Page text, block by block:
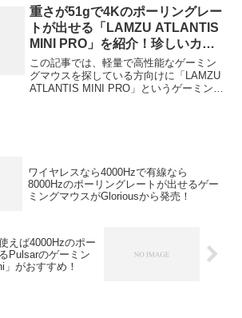
す。この記事では、遅延が少ないマウス
を探している方向けに、AS...
重さが51gで4Kのポーリングレー
トが出せる「LAMZU ATLANTIS
MINI PRO」を紹介！珍しいカラ
ーもある！
この記事では、軽量で高性能なゲーミン
グマウスを探している方向けに「LAMZU
ATLANTIS MINI PRO」というゲーミング
ワイヤレスなら4000Hzで有線なら
8000Hzのポーリングレートが出せるゲー
ミングマウスがGloriousから発売！
えば4000Hzのポー
Pulsarのゲーミン
がおすすめ！